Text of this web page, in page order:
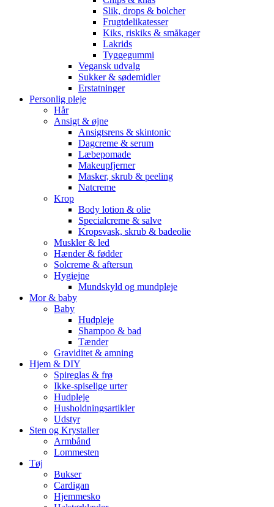
Slik, drops & bolcher
Frugtdelikatesser
Kiks, riskiks & småkager
Lakrids
Tyggegummi
Vegansk udvalg
Sukker & sødemidler
Erstatninger
Personlig pleje
Hår
Ansigt & øjne
Ansigtsrens & skintonic
Dagcreme & serum
Læbepomade
Makeupfjerner
Masker, skrub & peeling
Natcreme
Krop
Body lotion & olie
Specialcreme & salve
Kropsvask, skrub & badeolie
Muskler & led
Hænder & fødder
Solcreme & aftersun
Hygiejne
Mundskyld og mundpleje
Mor & baby
Baby
Hudpleje
Shampoo & bad
Tænder
Graviditet & amning
Hjem & DIY
Spireglas & frø
Ikke-spiselige urter
Hudpleje
Husholdningsartikler
Udstyr
Sten og Krystaller
Armbånd
Lommesten
Tøj
Bukser
Cardigan
Hjemmesko